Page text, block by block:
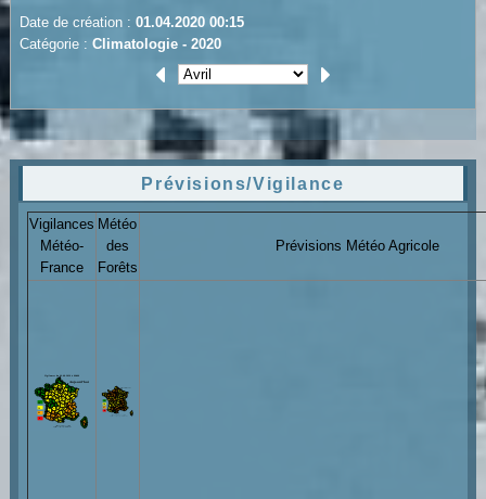
Date de création : 01.04.2020 00:15
Catégorie : Climatologie - 2020
Prévisions/Vigilance
Vigilances
Météo-
France
Météo
des
Forêts
Prévisions Météo Agricole